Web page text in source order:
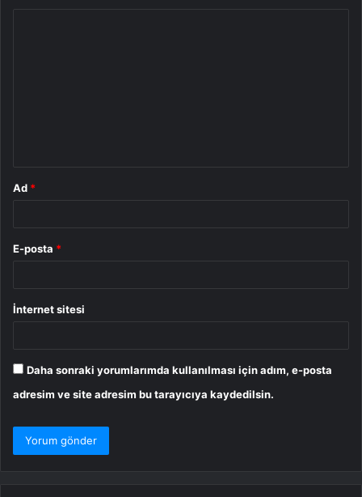
Ad *
E-posta *
İnternet sitesi
Daha sonraki yorumlarımda kullanılması için adım, e-posta
adresim ve site adresim bu tarayıcıya kaydedilsin.